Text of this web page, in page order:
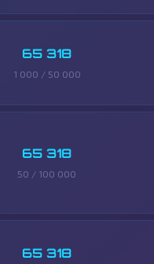
65 318
1 000 / 50 000
65 318
50 / 100 000
65 318